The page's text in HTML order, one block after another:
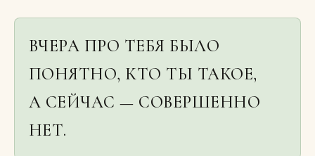
ВЧЕРА ПРО ТЕБЯ БЫЛО
ПОНЯТНО, КТО ТЫ ТАКОЕ,
А СЕЙЧАС — СОВЕРШЕННО
НЕТ.